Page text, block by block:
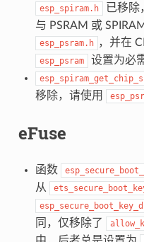
esp_spiram.h 已移除
与 PSRAM 或
esp_psram.h ，并在
esp_psram 设置为必
移除，请使用
eFuse
函数
从
同，仅移除了